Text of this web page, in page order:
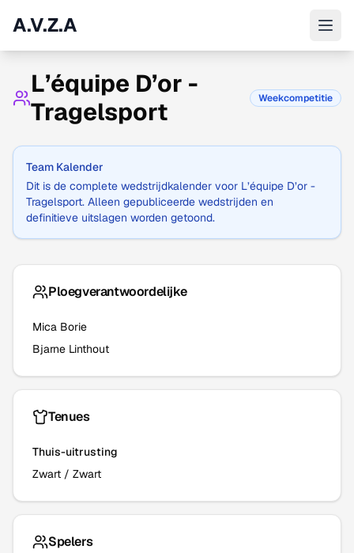
A.V.Z.A
L’équipe D’or -
Tragelsport
Weekcompetitie
Team Kalender
Dit is de complete wedstrijdkalender voor L’équipe D’or -
Tragelsport. Alleen gepubliceerde wedstrijden en
definitieve uitslagen worden getoond.
Ploegverantwoordelijke
Mica Borie
Bjarne Linthout
Tenues
Thuis-uitrusting
Zwart / Zwart
Spelers